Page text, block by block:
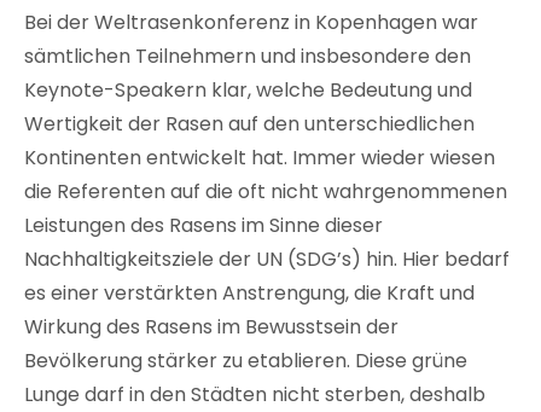
Bei der Weltrasenkonferenz in Kopenhagen war
sämtlichen Teilnehmern und insbesondere den
Keynote-Speakern klar, welche Bedeutung und
Wertigkeit der Rasen auf den unterschiedlichen
Kontinenten entwickelt hat. Immer wieder wiesen
die Referenten auf die oft nicht wahrgenommenen
Leistungen des Rasens im Sinne dieser
Nachhaltigkeitsziele der UN (SDG’s) hin. Hier bedarf
es einer verstärkten Anstrengung, die Kraft und
Wirkung des Rasens im Bewusstsein der
Bevölkerung stärker zu etablieren. Diese grüne
Lunge darf in den Städten nicht sterben, deshalb